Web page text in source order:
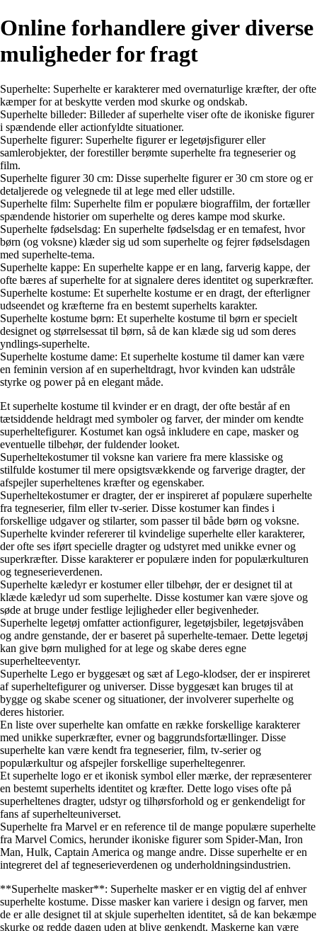
Online forhandlere giver diverse
muligheder for fragt
Superhelte: Superhelte er karakterer med overnaturlige kræfter, der ofte
kæmper for at beskytte verden mod skurke og ondskab.
Superhelte billeder: Billeder af superhelte viser ofte de ikoniske figurer
i spændende eller actionfyldte situationer.
Superhelte figurer: Superhelte figurer er legetøjsfigurer eller
samlerobjekter, der forestiller berømte superhelte fra tegneserier og
film.
Superhelte figurer 30 cm: Disse superhelte figurer er 30 cm store og er
detaljerede og velegnede til at lege med eller udstille.
Superhelte film: Superhelte film er populære biograffilm, der fortæller
spændende historier om superhelte og deres kampe mod skurke.
Superhelte fødselsdag: En superhelte fødselsdag er en temafest, hvor
børn (og voksne) klæder sig ud som superhelte og fejrer fødselsdagen
med superhelte-tema.
Superhelte kappe: En superhelte kappe er en lang, farverig kappe, der
ofte bæres af superhelte for at signalere deres identitet og superkræfter.
Superhelte kostume: Et superhelte kostume er en dragt, der efterligner
udseendet og kræfterne fra en bestemt superhelts karakter.
Superhelte kostume børn: Et superhelte kostume til børn er specielt
designet og størrelsessat til børn, så de kan klæde sig ud som deres
yndlings-superhelte.
Superhelte kostume dame: Et superhelte kostume til damer kan være
en feminin version af en superheltdragt, hvor kvinden kan udstråle
styrke og power på en elegant måde.
Et superhelte kostume til kvinder er en dragt, der ofte består af en
tætsiddende heldragt med symboler og farver, der minder om kendte
superheltefigurer. Kostumet kan også inkludere en cape, masker og
eventuelle tilbehør, der fuldender looket.
Superheltekostumer til voksne kan variere fra mere klassiske og
stilfulde kostumer til mere opsigtsvækkende og farverige dragter, der
afspejler superheltenes kræfter og egenskaber.
Superheltekostumer er dragter, der er inspireret af populære superhelte
fra tegneserier, film eller tv-serier. Disse kostumer kan findes i
forskellige udgaver og stilarter, som passer til både børn og voksne.
Superhelte kvinder refererer til kvindelige superhelte eller karakterer,
der ofte ses iført specielle dragter og udstyret med unikke evner og
superkræfter. Disse karakterer er populære inden for populærkulturen
og tegneserieverdenen.
Superhelte kæledyr er kostumer eller tilbehør, der er designet til at
klæde kæledyr ud som superhelte. Disse kostumer kan være sjove og
søde at bruge under festlige lejligheder eller begivenheder.
Superhelte legetøj omfatter actionfigurer, legetøjsbiler, legetøjsvåben
og andre genstande, der er baseret på superhelte-temaer. Dette legetøj
kan give børn mulighed for at lege og skabe deres egne
superhelteeventyr.
Superhelte Lego er byggesæt og sæt af Lego-klodser, der er inspireret
af superheltefigurer og universer. Disse byggesæt kan bruges til at
bygge og skabe scener og situationer, der involverer superhelte og
deres historier.
En liste over superhelte kan omfatte en række forskellige karakterer
med unikke superkræfter, evner og baggrundsfortællinger. Disse
superhelte kan være kendt fra tegneserier, film, tv-serier og
populærkultur og afspejler forskellige superheltegenrer.
Et superhelte logo er et ikonisk symbol eller mærke, der repræsenterer
en bestemt superhelts identitet og kræfter. Dette logo vises ofte på
superheltenes dragter, udstyr og tilhørsforhold og er genkendeligt for
fans af superhelteuniverset.
Superhelte fra Marvel er en reference til de mange populære superhelte
fra Marvel Comics, herunder ikoniske figurer som Spider-Man, Iron
Man, Hulk, Captain America og mange andre. Disse superhelte er en
integreret del af tegneserieverdenen og underholdningsindustrien.
**Superhelte masker**: Superhelte masker er en vigtig del af enhver
superhelte kostume. Disse masker kan variere i design og farver, men
de er alle designet til at skjule superhelten identitet, så de kan bekæmpe
skurke og redde dagen uden at blive genkendt. Maskerne kan være